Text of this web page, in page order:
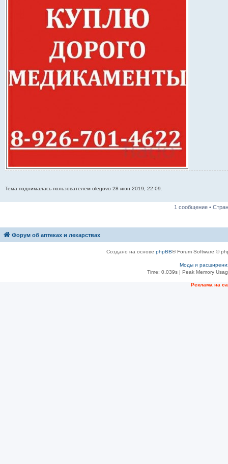
Тема поднималась пользователем olegovo 28 июн 2019, 22:09.
1 сообщение •
Форум об аптеках и лекарствах
Создано на основе phpBB® Forum Software ©
Моды и
Time: 0.039s| Peak Memory
Рeклама на